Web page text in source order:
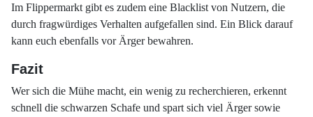
Im Flippermarkt gibt es zudem eine Blacklist von Nutzern, die
durch fragwürdiges Verhalten aufgefallen sind. Ein Blick darauf
kann euch ebenfalls vor Ärger bewahren.
Fazit
Wer sich die Mühe macht, ein wenig zu recherchieren, erkennt
schnell die schwarzen Schafe und spart sich viel Ärger sowie